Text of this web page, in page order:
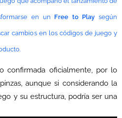
en un Free to Play según
cambios en los códigos de juego y
confirmada oficialmente, por lo
aunque si considerando la
y su estructura, podría ser una